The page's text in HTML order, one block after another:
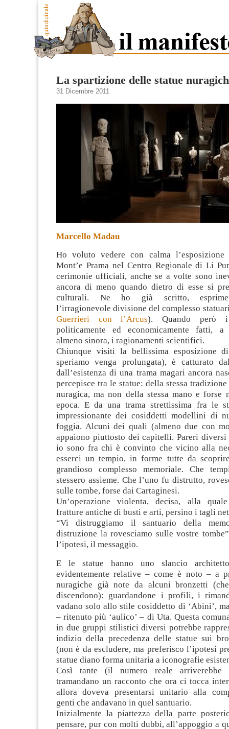
La spartizione delle statue
31 Dicembre 2011
Marcello Madau
Ho voluto vedere con calma
Mont’e Prama nel Centro Regionale di Li
cerimonie ufficiali, anche se a volte sono
ancora di meno quando dietro di esse si
culturali. Ne ho già scritto,
l’irragionevole divisione del complesso
Guerrieri con l’Arcus). Quando però
politicamente ed economicamente fatti, a
almeno sinora, i ragionamenti scientifici.
Chiunque visiti la bellissima esposizione
speriamo venga prolungata), è catturato
dall’esistenza di una trama magari ancora
percepisce tra le statue: della stessa
nuragica, ma non della stessa mano e forse
epoca. E da una trama strettissima fra le
impressionante dei cosiddetti modellini di
foggia. Alcuni dei quali (almeno due con
appaiono piuttosto dei capitelli. Pareri
io sono fra chi è convinto che vicino alla
esserci un tempio, in forme tutte da
grandioso complesso memoriale. Che
stessero assieme. Che l’uno fu distrutto,
sulle tombe, forse dai Cartaginesi.
Un’operazione violenta, decisa, alla
fratture antiche di busti e arti, persino i tagli
“Vi distruggiamo il santuario della
distruzione la rovesciamo sulle vostre
l’ipotesi, il messaggio.
E le statue hanno uno slancio
evidentemente relative – come è noto – a
nuragiche già note da alcuni bronzetti
discendono): guardandone i profili, i
vadano solo allo stile cosiddetto di ‘Abini’,
– ritenuto più ‘aulico’ – di Uta. Questa
in due gruppi stilistici diversi potrebbe
indizio della precedenza delle statue sui
(non è da escludere, ma preferisco l’ipotesi
statue diano forma unitaria a iconografie
Così tante (il numero reale arriverebbe
tramandano un racconto che ora ci tocca
allora doveva presentarsi unitario alla
genti che andavano in quel santuario.
Inizialmente la piattezza della parte
pensare, pur con molti dubbi, all’appoggio a